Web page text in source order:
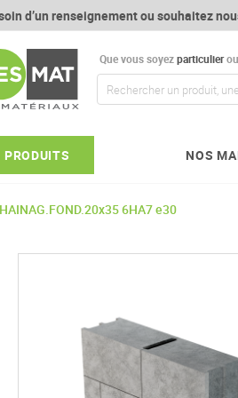
d’un renseignement ou souhaitez
Que vous soyezparticulierou
PRODUITS NOS
6HA7 e30